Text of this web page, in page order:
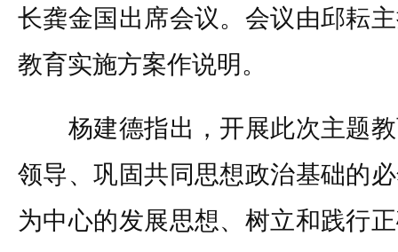
长龚金国出席会议。会议由邱耘
教育实施方案作说明。
杨建德指出，开展此次主题教
领导、巩固共同思想政治基础的
为中心的发展思想、树立和践行